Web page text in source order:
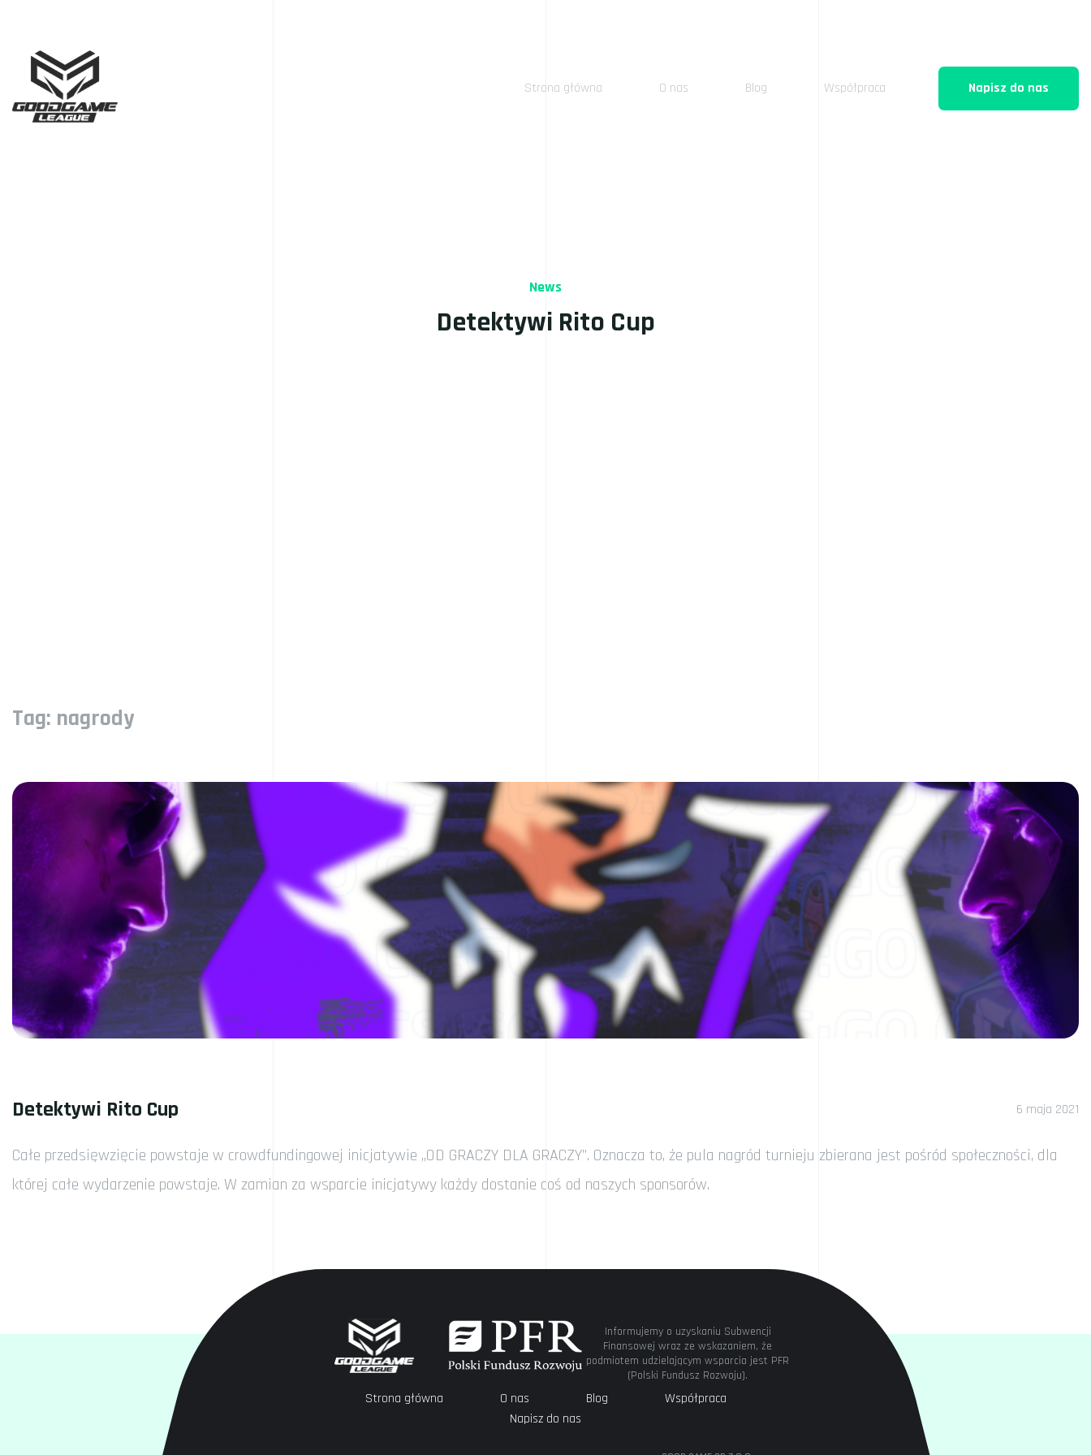
Strona główna O nas Blog Współpraca Napisz do nas
News
Detektywi Rito Cup
Tag: nagrody
Detektywi Rito Cup 6 maja 2021
Całe przedsięwzięcie powstaje w crowdfundingowej inicjatywie „OD GRACZY DLA GRACZY”. Oznacza to, że pula nagród turnieju zbierana jest pośród społeczności, dla
której całe wydarzenie powstaje. W zamian za wsparcie inicjatywy każdy dostanie coś od naszych sponsorów.
Informujemy o uzyskaniu Subwencji
Finansowej wraz ze wskazaniem, że
podmiotem udzielającym wsparcia jest PFR
(Polski Fundusz Rozwoju).
Strona główna O nas Blog
Współpraca
Napisz do nas